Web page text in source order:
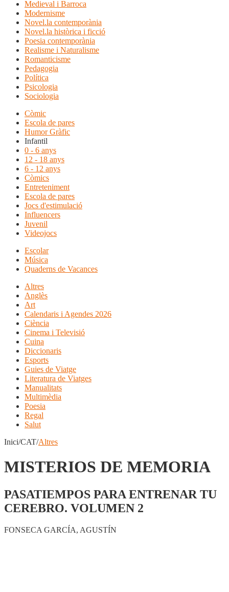
Medieval i Barroca
Modernisme
Novel.la contemporània
Novel.la històrica i ficció
Poesia contemporània
Realisme i Naturalisme
Romanticisme
Pedagogia
Política
Psicologia
Sociologia
Còmic
Escola de pares
Humor Gràfic
Infantil
0 - 6 anys
12 - 18 anys
6 - 12 anys
Còmics
Entreteniment
Escola de pares
Jocs d'estimulació
Influencers
Juvenil
Videojocs
Escolar
Música
Quaderns de Vacances
Altres
Anglès
Art
Calendaris i Agendes 2026
Ciència
Cinema i Televisió
Cuina
Diccionaris
Esports
Guies de Viatge
Literatura de Viatges
Manualitats
Multimèdia
Poesia
Regal
Salut
Inici/CAT/Altres
MISTERIOS DE MEMORIA
PASATIEMPOS PARA ENTRENAR TU
CEREBRO. VOLUMEN 2
FONSECA GARCÍA, AGUSTÍN